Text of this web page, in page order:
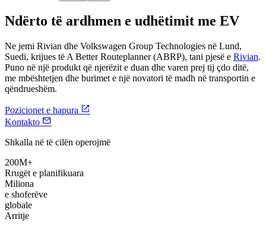
Ndërto të ardhmen e udhëtimit me EV
Ne jemi Rivian dhe Volkswagen Group Technologies në Lund,
Suedi, krijues të A Better Routeplanner (ABRP), tani pjesë e Rivian.
Puno në një produkt që njerëzit e duan dhe varen prej tij çdo ditë,
me mbështetjen dhe burimet e një novatori të madh në transportin e
qëndrueshëm.
Pozicionet e hapura 
Kontakto 
Shkalla në të cilën operojmë
200M+
Rrugët e planifikuara
Miliona
e shoferëve
globale
Arritje